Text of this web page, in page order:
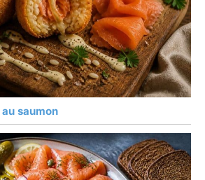
saumon